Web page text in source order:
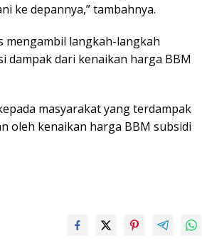
ke depannya,” tambahnya.
mengambil langkah-langkah
dampak dari kenaikan harga BBM
masyarakat yang terdampak
oleh kenaikan harga BBM subsidi